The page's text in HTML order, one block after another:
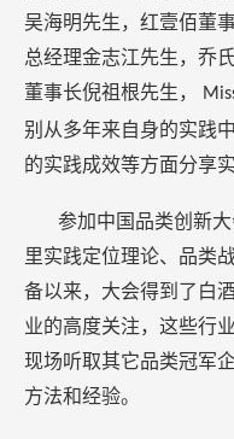
吴海明先生，红壹佰董
总经理金志江先生，乔
董事长倪祖根先生，
别从多年来自身的实践
的实践成效等方面分享
参加中国品类创新
里实践定位理论、品类
备以来，大会得到了白
业的高度关注，这些行
现场听取其它品类冠军
方法和经验。